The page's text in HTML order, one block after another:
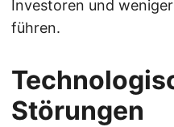
Investoren und
führen.
Störungen